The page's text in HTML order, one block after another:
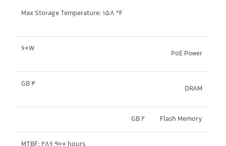
Max Storage Temperature: 158 °F
PoE Power
60W
DRAM
4 GB
Flash Memory
2 GB